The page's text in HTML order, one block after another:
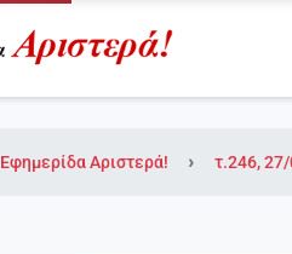
Εφημερίδα Αριστερά! τ.246,